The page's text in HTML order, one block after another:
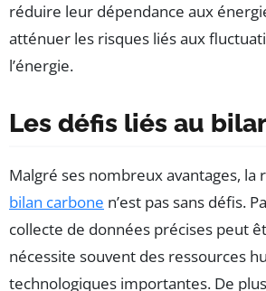
réduire leur dépendance aux
atténuer les risques liés aux
l’énergie.
Les défis liés au
Malgré ses nombreux avantages, la
bilan carbone n’est pas sans défis.
collecte de données précises peut
nécessite souvent des ressources
technologiques importantes. De